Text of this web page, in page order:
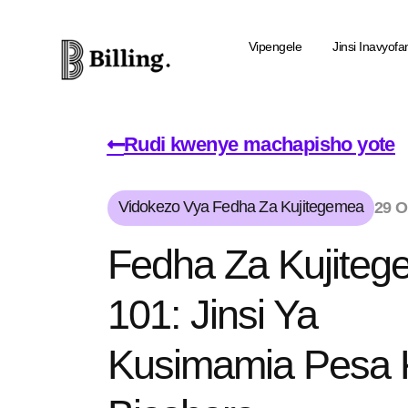
Vipengele Jinsi
Rudi kwenye machapisho yote
Vidokezo Vya Fedha Za Kujitegemea 29
Fedha Za
101: Jinsi Ya
Kusimamia Pesa